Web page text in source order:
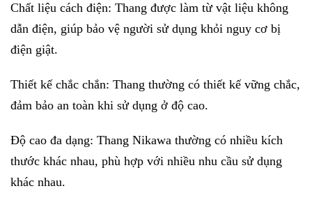
Chất liệu cách điện: Thang được làm từ vật liệu không
dẫn điện, giúp bảo vệ người sử dụng khỏi nguy cơ bị
điện giật.
Thiết kế chắc chắn: Thang thường có thiết kế vững chắc,
đảm bảo an toàn khi sử dụng ở độ cao.
Độ cao đa dạng: Thang Nikawa thường có nhiều kích
thước khác nhau, phù hợp với nhiều nhu cầu sử dụng
khác nhau.